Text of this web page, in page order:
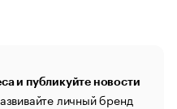
и публикуйте новости
личный бренд